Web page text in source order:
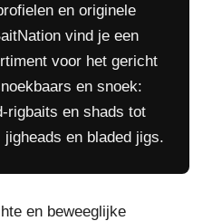
en originele
vind je een
voor het gericht
en snoek:
rigbaits en shads tot
en bladed jigs.
en beweeglijke